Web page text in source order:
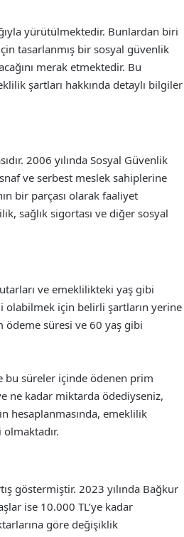
yürütülmektedir. Bunlardan biri
tasarlanmış bir sosyal güvenlik
merak etmektedir. Bu
şartları hakkında detaylı bilgiler
2006 yılında Sosyal Güvenlik
ve serbest meslek sahiplerine
bir parçası olarak faaliyet
sağlık sigortası ve diğer sosyal
ve emeklilikteki yaş gibi
olabilmek için belirli şartların yerine
ödeme süresi ve 60 yaş gibi
bu süreler içinde ödenen prim
ne kadar miktarda ödediyseniz,
hesaplanmasında, emeklilik
göstermiştir. 2023 yılında Bağkur
ise 10.000 TL’ye kadar
göre değişiklik